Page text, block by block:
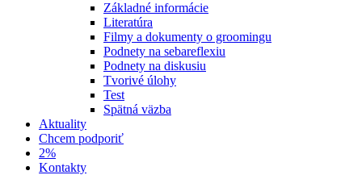
Základné informácie
Literatúra
Filmy a dokumenty o groomingu
Podnety na sebareflexiu
Podnety na diskusiu
Tvorivé úlohy
Test
Spätná väzba
Aktuality
Chcem podporiť
2%
Kontakty